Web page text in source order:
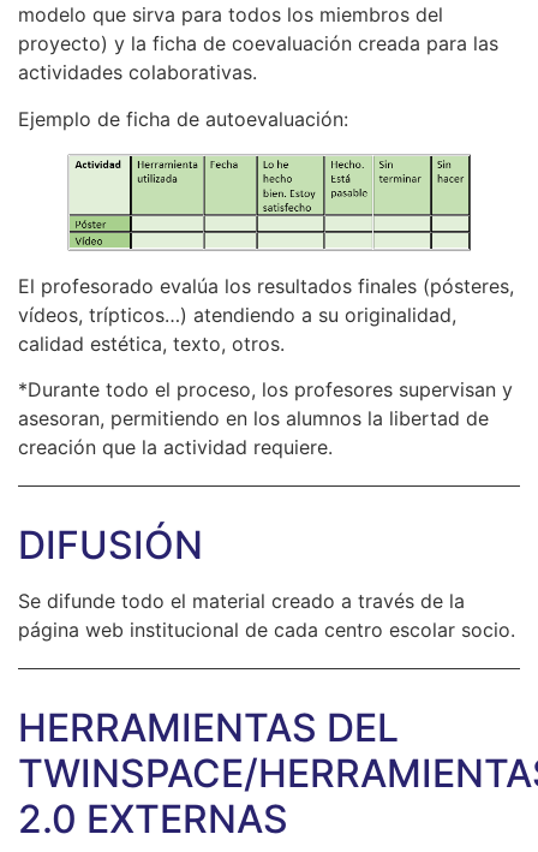
modelo que sirva para todos los miembros del
proyecto) y la ficha de coevaluación creada para las
actividades colaborativas.
Ejemplo de ficha de autoevaluación:
El profesorado evalúa los resultados finales (pósteres,
vídeos, trípticos…) atendiendo a su originalidad,
calidad estética, texto, otros.
*Durante todo el proceso, los profesores supervisan y
asesoran, permitiendo en los alumnos la libertad de
creación que la actividad requiere.
DIFUSIÓN
Se difunde todo el material creado a través de la
página web institucional de cada centro escolar socio.
HERRAMIENTAS DEL
TWINSPACE/
2.0 EXTERNAS